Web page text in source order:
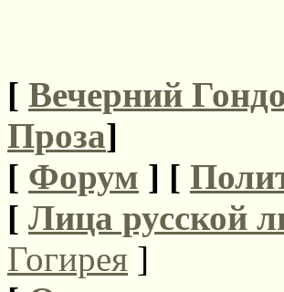
[ Вечерний
Проза]
[ Форум ] [
[ Лица русской
Гогирея ]